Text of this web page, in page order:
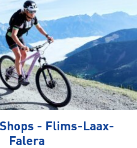
- Flims-Laax-
Falera